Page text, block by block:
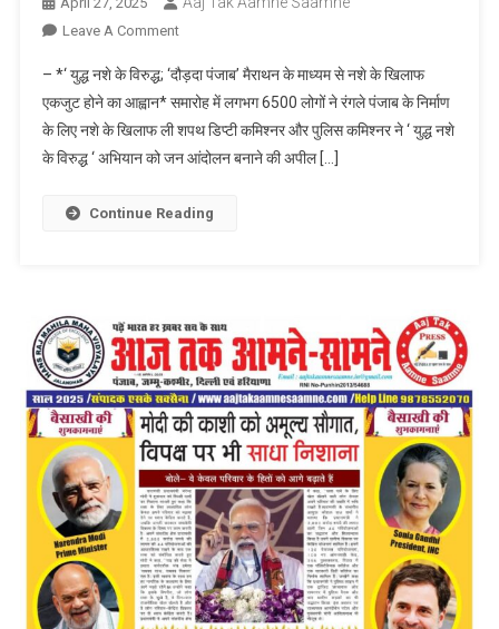
Leave A CommentOn
नशे
के
विरुद्ध;
‘दौड़दा
मैराथन
के
खिलाफ
एकजुट
होने
आह्वान*
– *‘ युद्ध नशे के विरुद्ध; ‘दौड़दा पंजाब’ मैराथन के माध्यम से नशे के खिलाफ
एकजुट होने का आह्वान* समारोह में लगभग 6500 लोगों ने रंगले पंजाब के निर्माण
के लिए नशे के खिलाफ ली शपथ डिप्टी कमिश्नर और पुलिस कमिश्नर ने ‘ युद्ध नशे
के विरुद्ध ‘ अभियान को जन आंदोलन बनाने की अपील […]
Continue Reading